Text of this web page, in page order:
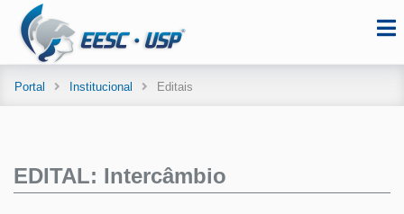
Portal Institucional Editais
EDITAL: Intercâmbio